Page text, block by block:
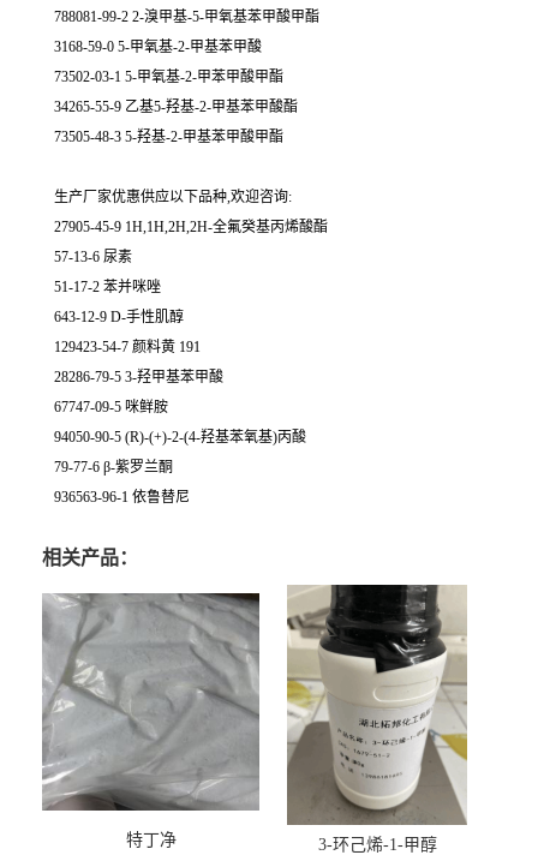
788081-99-2 2-溴甲基-5-甲氧基苯甲酸甲酯
3168-59-0 5-甲氧基-2-甲基苯甲酸
73502-03-1 5-甲氧基-2-甲苯甲酸甲酯
34265-55-9 乙基5-羟基-2-甲基苯甲酸酯
73505-48-3 5-羟基-2-甲基苯甲酸甲酯
生产厂家优惠供应以下品种,欢迎咨询:
27905-45-9 1H,1H,2H,2H-全氟癸基丙烯酸酯
57-13-6 尿素
51-17-2 苯并咪唑
643-12-9 D-手性肌醇
129423-54-7 颜料黄 191
28286-79-5 3-羟甲基苯甲酸
67747-09-5 咪鲜胺
94050-90-5 (R)-(+)-2-(4-羟基苯氧基)丙酸
79-77-6 β-紫罗兰酮
936563-96-1 依鲁替尼
相关产品：
特丁净 3-环己烯-1-甲醇